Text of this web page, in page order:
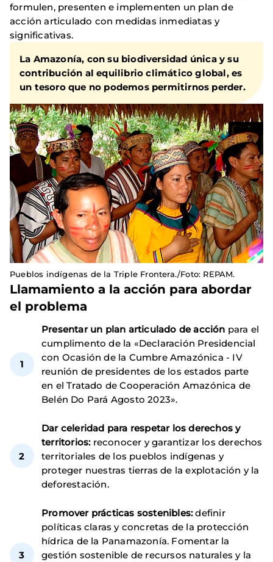
formulen, presenten e implementen un plan de
acción articulado con medidas inmediatas y
significativas.
La Amazonía, con su biodiversidad única y su
contribución al equilibrio climático global, es
un tesoro que no podemos permitirnos perder.
Pueblos indígenas de la Triple Frontera./Foto: REPAM.
Llamamiento a la acción para abordar
el problema
Presentar un plan articulado de acción para el
cumplimento de la «Declaración Presidencial
con Ocasión de la Cumbre Amazónica - IV
reunión de presidentes de los estados parte
en el Tratado de Cooperación Amazónica de
Belén Do Pará Agosto 2023».
Dar celeridad para respetar los derechos y
territorios:reconocer y garantizar los derechos
territoriales de los pueblos indígenas y
proteger nuestras tierras de la explotación y la
deforestación.
Promover prácticas sostenibles:definir
políticas claras y concretas de la protección
hídrica de la Panamazonía. Fomentar la
gestión sostenible de recursos naturales y la